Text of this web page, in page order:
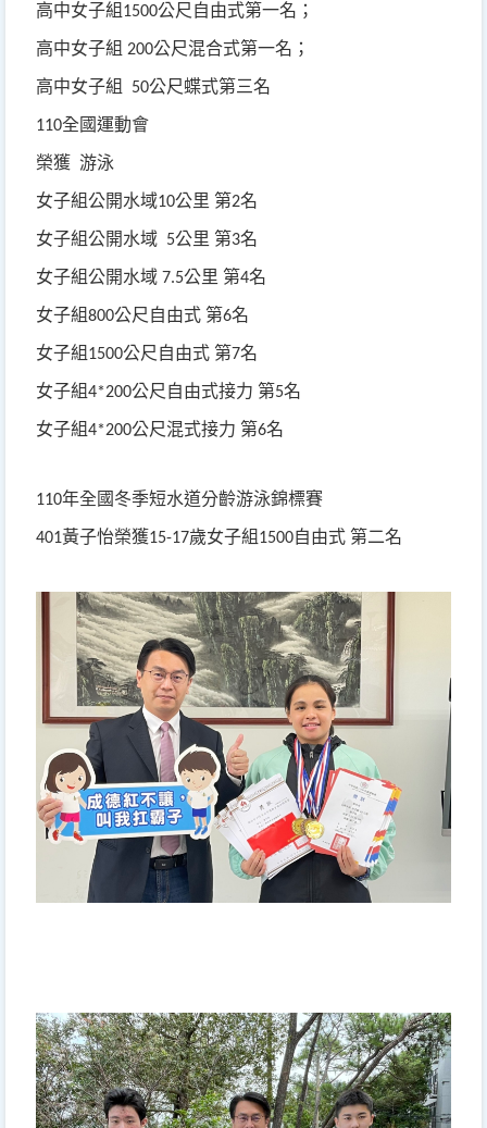
高中女子組1500公尺自由式第一名；
高中女子組 200公尺混合式第一名；
高中女子組 50公尺蝶式第三名
110全國運動會
榮獲 游泳
女子組公開水域10公里 第2名
女子組公開水域 5公里 第3名
女子組公開水域 7.5公里 第4名
女子組800公尺自由式 第6名
女子組1500公尺自由式 第7名
女子組4*200公尺自由式接力 第5名
女子組4*200公尺混式接力 第6名
110年全國冬季短水道分齡游泳錦標賽
401黃子怡榮獲15-17歲女子組1500自由式 第二名